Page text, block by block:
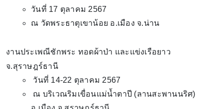
วันที่ 17 ตุลาคม 2567
ณ วัดพระธาตุเขาน้อย อ.เมือง จ.น่าน
งานประเพณีชักพระ ทอดผ้าป่า และแข่งเรือยาว
จ.สุราษฎร์ธานี
วันที่ 14-22 ตุลาคม 2567
ณ บริเวณริมเขื่อนแม่น้ำตาปี (ลานสะพานนริศ)